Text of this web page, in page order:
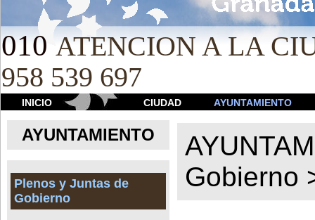
010 ATENCION A LA
958 539 697
INICIO CIUDAD AYUNTAMIENTO
AYUNTAMIENTO
Plenos y Juntas de
Gobierno
Gobierno